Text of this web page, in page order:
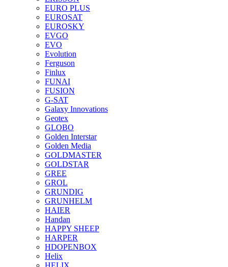
EURO PLUS
EUROSAT
EUROSKY
EVGO
EVO
Evolution
Ferguson
Finlux
FUNAI
FUSION
G-SAT
Galaxy Innovations
Geotex
GLOBO
Golden Interstar
Golden Media
GOLDMASTER
GOLDSTAR
GREE
GROL
GRUNDIG
GRUNHELM
HAIER
Handan
HAPPY SHEEP
HARPER
HDOPENBOX
Helix
HELIX